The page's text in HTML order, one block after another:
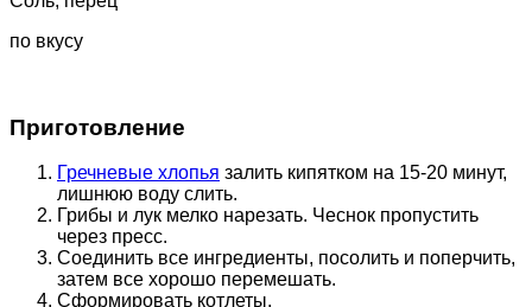
по вкусу
Приготовление
Гречневые хлопья залить кипятком на 15-20 минут,
лишнюю воду слить.
Грибы и лук мелко нарезать. Чеснок пропустить
через пресс.
Соединить все ингредиенты, посолить и поперчить,
затем все хорошо перемешать.
Сформировать котлеты.